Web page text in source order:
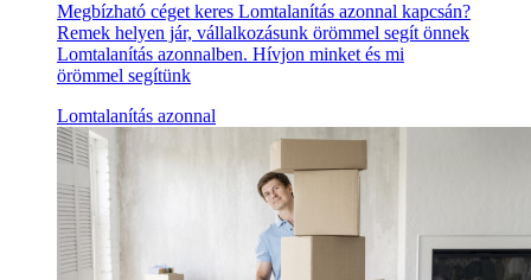
Megbízható céget keres Lomtalanítás azonnal kapcsán?
Remek helyen jár, vállalkozásunk örömmel segít önnek
Lomtalanítás azonnalben. Hívjon minket és mi
örömmel segítünk
Lomtalanítás azonnal